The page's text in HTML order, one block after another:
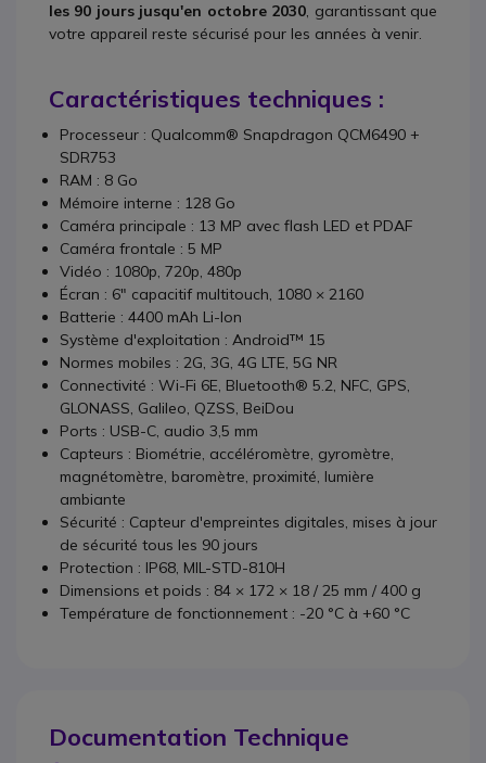
les 90 jours jusqu'en octobre 2030, garantissant que
votre appareil reste sécurisé pour les années à venir.
Caractéristiques techniques :
Processeur : Qualcomm® Snapdragon QCM6490 +
SDR753
RAM : 8 Go
Mémoire interne : 128 Go
Caméra principale : 13 MP avec flash LED et PDAF
Caméra frontale : 5 MP
Vidéo : 1080p, 720p, 480p
Écran : 6" capacitif multitouch, 1080 × 2160
Batterie : 4400 mAh Li-Ion
Système d'exploitation : Android™ 15
Normes mobiles : 2G, 3G, 4G LTE, 5G NR
Connectivité : Wi-Fi 6E, Bluetooth® 5.2, NFC, GPS,
GLONASS, Galileo, QZSS, BeiDou
Ports : USB-C, audio 3,5 mm
Capteurs : Biométrie, accéléromètre, gyromètre,
magnétomètre, baromètre, proximité, lumière
ambiante
Sécurité : Capteur d'empreintes digitales, mises à jour
de sécurité tous les 90 jours
Protection : IP68, MIL-STD-810H
Dimensions et poids : 84 × 172 × 18 / 25 mm / 400 g
Température de fonctionnement : -20 °C à +60 °C
Documentation Technique